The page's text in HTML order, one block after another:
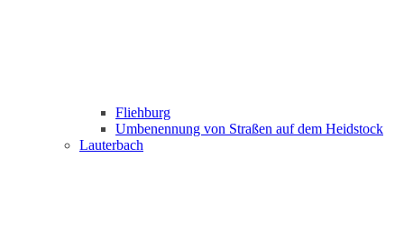
Fliehburg
Umbenennung von Straßen auf dem Heidstock
Lauterbach